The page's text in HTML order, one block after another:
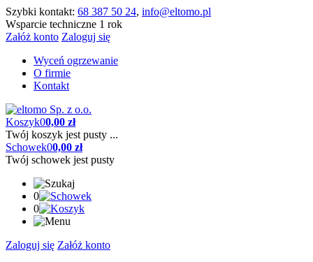
Szybki kontakt: 68 387 50 24, info@eltomo.pl
Wsparcie techniczne 1 rok
Załóż konto Zaloguj się
Wyceń ogrzewanie
O firmie
Kontakt
Koszyk00,00 zł
Twój koszyk jest pusty ...
Schowek00,00 zł
Twój schowek jest pusty
0
0
Zaloguj się Załóż konto